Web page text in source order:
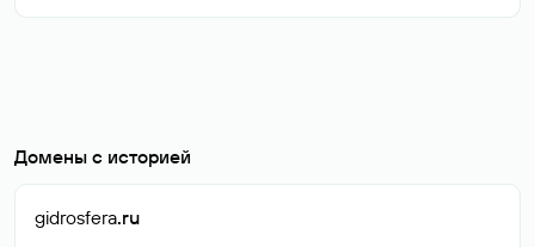
Домены с историей
gidrosfera.ru